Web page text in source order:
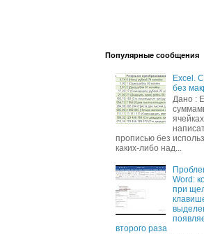
Популярные сообщения
Excel.
без
Дано :
прописью без
каких-либо над...
Word:
при
второго раза